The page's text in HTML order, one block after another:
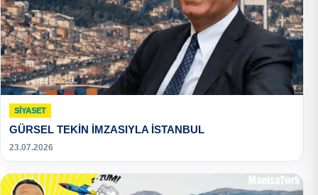
SIYASET
GÜRSEL TEKİN İMZASIYLA İSTANBUL
23.07.2026